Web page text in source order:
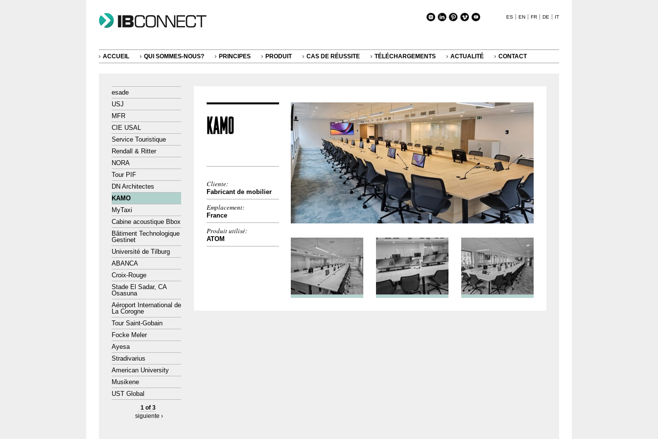
ES EN FR DE IT
ACCUEIL QUI SOMMES-NOUS? PRINCIPES PRODUIT CAS DE RÉUSSITE TÉLÉCHARGEMENTS ACTUALITÉ CONTACT
esade
USJ
MFR
CIE USAL
Service Touristique
Rendall & Ritter
NORA
Tour PIF
DN Architectes
KAMO
MyTaxi
Cabine acoustique Bbox
Bâtiment Technologique
Gestinet
Université de Tilburg
ABANCA
Croix-Rouge
Stade El Sadar, CA
Osasuna
Aéroport International de
La Corogne
Tour Saint-Gobain
Focke Meler
Ayesa
Stradivarius
American University
Musikene
UST Global
1 of 3
siguiente ›
Cliente:
Fabricant de mobilier
Emplacement:
France
Produit utilisé:
ATOM